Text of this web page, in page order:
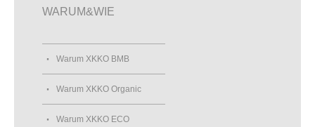
WARUM&WIE
Warum XKKO BMB
Warum XKKO Organic
Warum XKKO ECO